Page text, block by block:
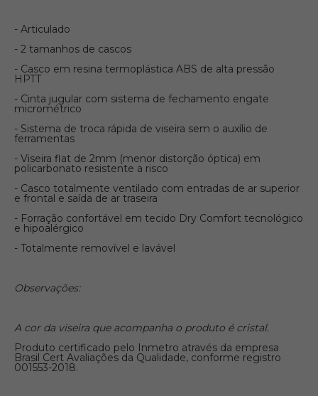
- Articulado
- 2 tamanhos de cascos
- Casco em resina termoplástica ABS de alta pressão
HPTT
- Cinta jugular com sistema de fechamento engate
micrométrico
- Sistema de troca rápida de viseira sem o auxílio de
ferramentas
- Viseira flat de 2mm (menor distorção óptica) em
policarbonato resistente a risco
- Casco totalmente ventilado com entradas de ar superior
e frontal e saída de ar traseira
- Forração confortável em tecido Dry Comfort tecnológico
e hipoalérgico
- Totalmente removível e lavável
Observações:
A cor da viseira que acompanha o produto é cristal.
Produto certificado pelo Inmetro através da empresa
Brasil Cert Avaliações da Qualidade, conforme registro
001553-2018.